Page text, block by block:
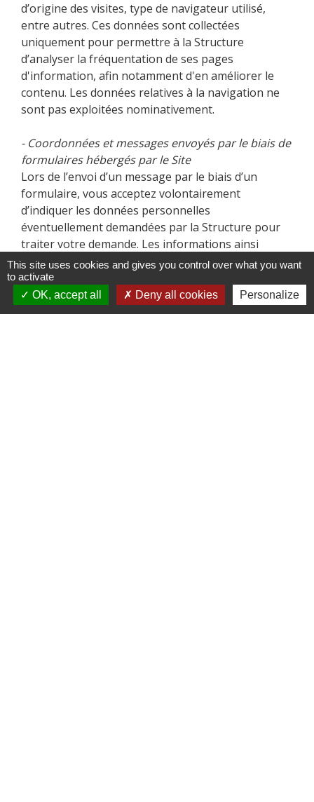
d’origine des visites, type de navigateur utilisé,
entre autres. Ces données sont collectées
uniquement pour permettre à la Structure
d’analyser la fréquentation de ses pages
d'information, afin notamment d'en améliorer le
contenu. Les données relatives à la navigation ne
sont pas exploitées nominativement.
- Coordonnées et messages envoyés par le biais de
formulaires hébergés par le Site
Lors de l’envoi d’un message par le biais d’un
formulaire, vous acceptez volontairement
d’indiquer les données personnelles
éventuellement demandées par la Structure pour
traiter votre demande. Les informations ainsi
recueillies ne servent qu’à traiter votre demande.
Ces informations collectées ne feront l’objet
d’aucune cession à des tiers ni d’aucun autre
traitement de la part de la Structure.
This site uses cookies and gives you control over what you want
to activate
OK, accept all
Deny all cookies Personalize